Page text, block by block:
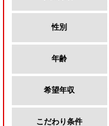
性別
年齢
希望年収
こだわり条件